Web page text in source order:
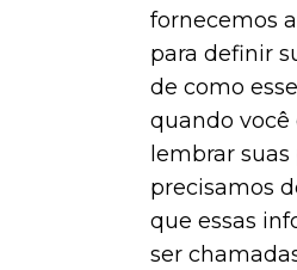
fornecemos
para definir
de como
quando você
lembrar
precisamos
que essas
ser